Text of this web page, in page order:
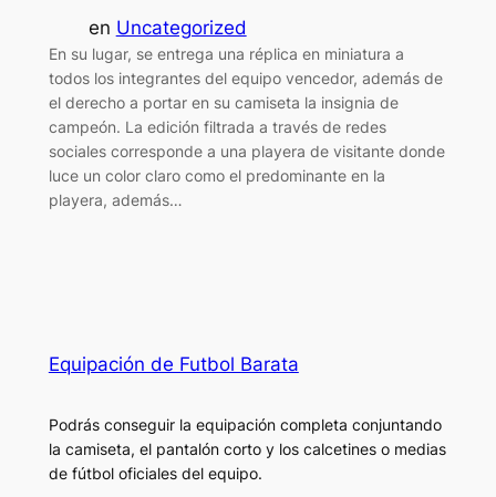
en Uncategorized
En su lugar, se entrega una réplica en miniatura a
todos los integrantes del equipo vencedor, además de
el derecho a portar en su camiseta la insignia de
campeón. La edición filtrada a través de redes
sociales corresponde a una playera de visitante donde
luce un color claro como el predominante en la
playera, además…
Equipación de Futbol Barata
Podrás conseguir la equipación completa conjuntando
la camiseta, el pantalón corto y los calcetines o medias
de fútbol oficiales del equipo.